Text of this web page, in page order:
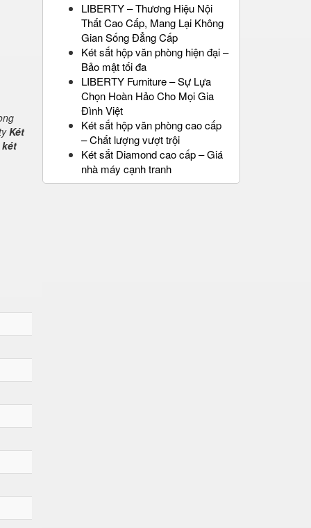
Két
két
LIBERTY – Thương Hiệu Nội
Thất Cao Cấp, Mang Lại Không
Gian Sống Đẳng Cấp
Két sắt hộp văn phòng hiện đại –
Bảo mật tối đa
LIBERTY Furniture – Sự Lựa
Chọn Hoàn Hảo Cho Mọi Gia
Đình Việt
Két sắt hộp văn phòng cao cấp
– Chất lượng vượt trội
Két sắt Diamond cao cấp – Giá
nhà máy cạnh tranh